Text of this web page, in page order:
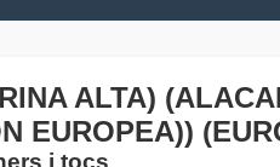
ALTA)
EUROPEA))
i tocs